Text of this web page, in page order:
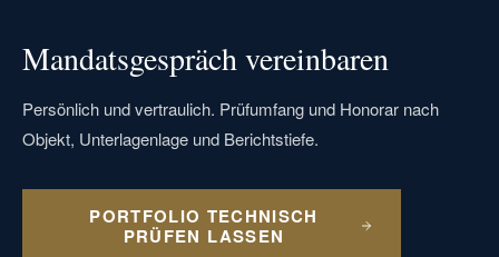
Mandatsgespräch vereinbaren
Persönlich und vertraulich. Prüfumfang und Honorar nach
Objekt, Unterlagenlage und Berichtstiefe.
PORTFOLIO TECHNISCH
PRÜFEN LASSEN